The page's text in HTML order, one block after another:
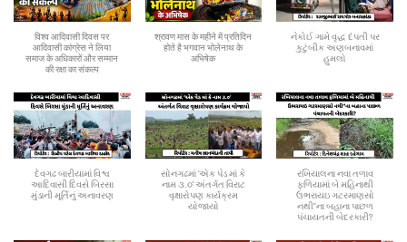
विश्व आदिवासी दिवस पर
आदिवासी कांग्रेस ने लिया
समाज के अधिकारों और सम्मान
की रक्षा का संकल्प
श्रावण मास के महीने में प्रतिदिन
होते है भगवान भोलेनाथ के
अभिषेक
નેકોઈ ગામે વૃદ્ધ દંપતી પર
કુટુંબીક અણબનાવમાં
હુમલો
દેવગઢ બારીયામાં વિશ્વ
આદિવાસી દિવસે બિરસા
મુંડાની મૂર્તિનું અનાવરણ
સોનગઢમાં ‘એક પેડ માં કે
નામ ૩.૦' અંતર્ગત વિરાટ
વૃક્ષારોપણ કાર્યક્રમ
યોજાયો
રખિયાલના નવા તળાવ
ફળિયામાં બે મહિનાથી
ઉભરાયઇ ગટરમાણસો
નથી”ના બહાના પાછળ
પંચાયતની બેદરકારી?